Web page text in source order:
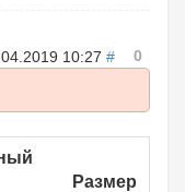
10:27 # 0
Размер